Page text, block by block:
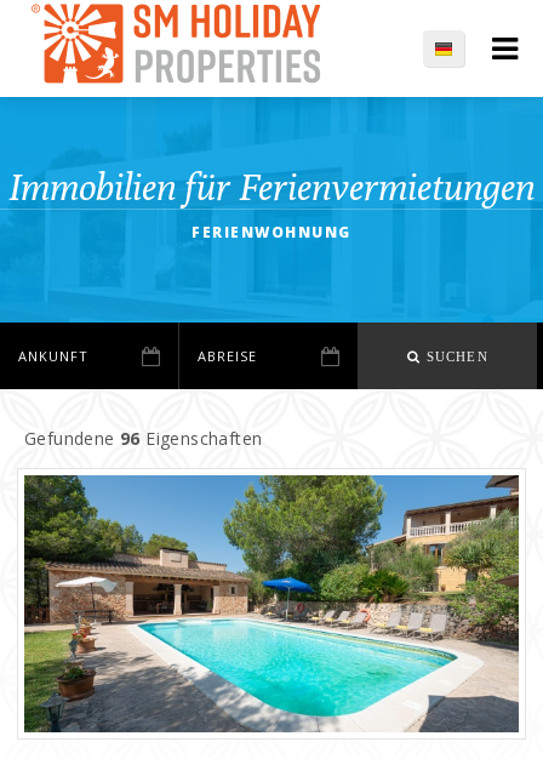
Immobilien für Ferienvermietungen
FERIENWOHNUNG
SUCHEN
Gefundene 96Eigenschaften